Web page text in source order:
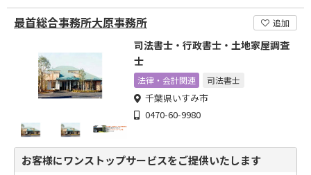
最首総合事務所大原事務所 追加
司法書士・行政書士・土地家屋調査
士
法律・会計関連 司法書士
千葉県いすみ市
0470-60-9980
お客様にワンストップサービスをご提供いたします